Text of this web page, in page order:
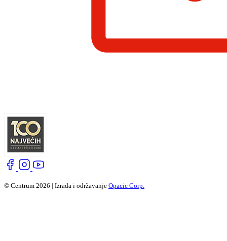
© Centrum 2026 | Izrada i održavanje Opacic Corp.